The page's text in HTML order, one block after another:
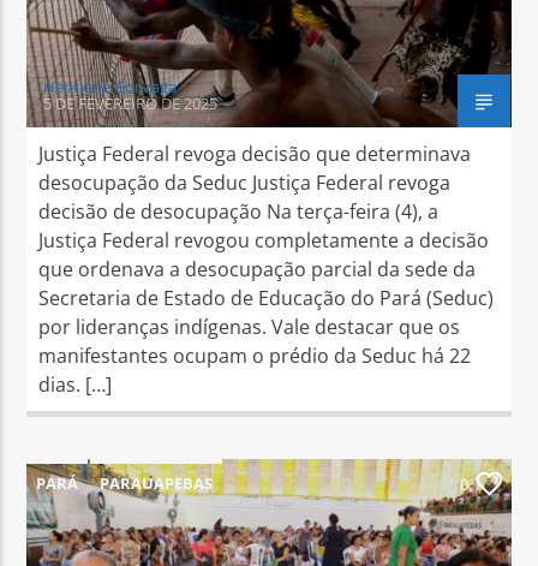
Henrique Gonzaga
5 DE FEVEREIRO DE 2025
Justiça Federal revoga decisão que determinava
desocupação da Seduc Justiça Federal revoga
decisão de desocupação Na terça-feira (4), a
Justiça Federal revogou completamente a decisão
que ordenava a desocupação parcial da sede da
Secretaria de Estado de Educação do Pará (Seduc)
por lideranças indígenas. Vale destacar que os
manifestantes ocupam o prédio da Seduc há 22
dias. […]
PARÁ PARAUAPEBAS 0